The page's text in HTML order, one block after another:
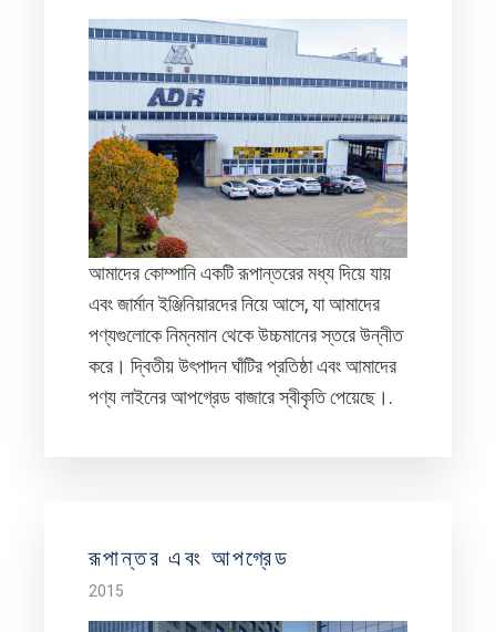
আমাদের কোম্পানি একটি রূপান্তরের মধ্য দিয়ে যায়
এবং জার্মান ইঞ্জিনিয়ারদের নিয়ে আসে, যা আমাদের
পণ্যগুলোকে নিম্নমান থেকে উচ্চমানের স্তরে উন্নীত
করে। দ্বিতীয় উৎপাদন ঘাঁটির প্রতিষ্ঠা এবং আমাদের
পণ্য লাইনের আপগ্রেড বাজারে স্বীকৃতি পেয়েছে।.
রূপান্তর এবং আপগ্রেড
2015